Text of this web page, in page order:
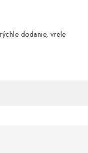
dodanie, vrele